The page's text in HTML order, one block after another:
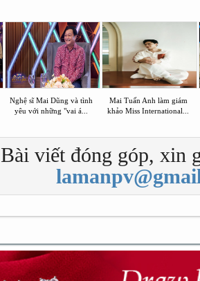
Nghệ sĩ Mai Dũng và tình
yêu với những "vai á...
Mai Tuấn Anh làm giám
khảo Miss International...
Bài viết đóng góp, xin